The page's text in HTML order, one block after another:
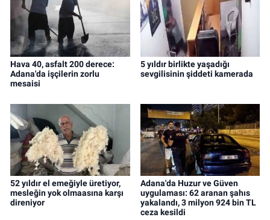
Hava 40, asfalt 200 derece:
Adana'da işçilerin zorlu
mesaisi
5 yıldır birlikte yaşadığı
sevgilisinin şiddeti kamerada
52 yıldır el emeğiyle üretiyor,
mesleğin yok olmaasına karşı
direniyor
Adana'da Huzur ve Güven
uygulaması: 62 aranan şahıs
yakalandı, 3 milyon 924 bin TL
ceza kesildi